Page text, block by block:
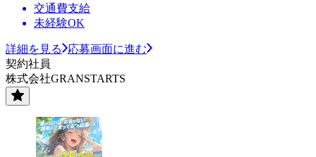
交通費支給
未経験OK
詳細を見る
応募画面に進む
契約社員
株式会社GRANSTARTS